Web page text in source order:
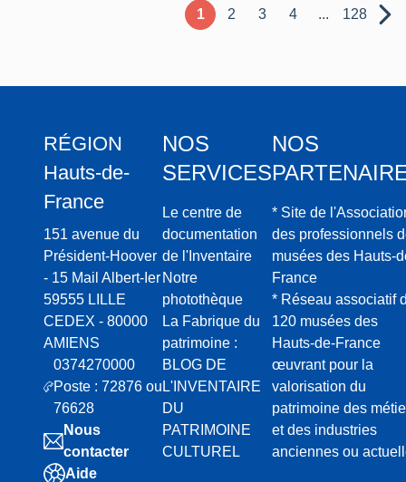
1 2 3 4 ... 128
RÉGION
Hauts-de-
France
151 avenue du
Président-Hoover
- 15 Mail Albert-Ier
59555 LILLE
CEDEX - 80000
AMIENS
0374270000
Poste : 72876 ou
76628
Nous
contacter
Aide
NOS
SERVICES
Le centre de
documentation
de l'Inventaire
Notre
photothèque
La Fabrique du
patrimoine :
BLOG DE
L'INVENTAIRE
DU
PATRIMOINE
CULTUREL
NOS
* Site de
des professionnels
musées des Hauts-
France
* Réseau associatif
120 musées des
Hauts-de-France
œuvrant pour la
valorisation du
patrimoine des
et des industries
anciennes ou